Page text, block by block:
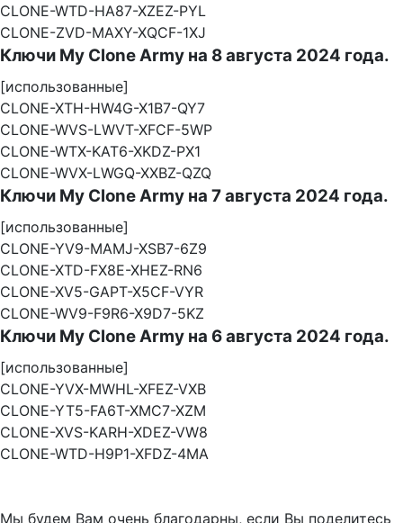
CLONE-WTD-HA87-XZEZ-PYL
CLONE-ZVD-MAXY-XQCF-1XJ
Ключи My Clone Army на 8 августа 2024 года.
[использованные]
CLONE-XTH-HW4G-X1B7-QY7
CLONE-WVS-LWVT-XFCF-5WP
CLONE-WTX-KAT6-XKDZ-PX1
CLONE-WVX-LWGQ-XXBZ-QZQ
Ключи My Clone Army на 7 августа 2024 года.
[использованные]
CLONE-YV9-MAMJ-XSB7-6Z9
CLONE-XTD-FX8E-XHEZ-RN6
CLONE-XV5-GAPT-X5CF-VYR
CLONE-WV9-F9R6-X9D7-5KZ
Ключи My Clone Army на 6 августа 2024 года.
[использованные]
CLONE-YVX-MWHL-XFEZ-VXB
CLONE-YT5-FA6T-XMC7-XZM
CLONE-XVS-KARH-XDEZ-VW8
CLONE-WTD-H9P1-XFDZ-4MA
Мы будем Вам очень благодарны, если Вы поделитесь